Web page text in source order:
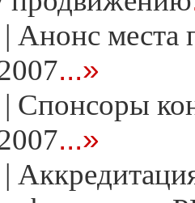
| Анонс места
...»
| Спонсоры
...»
|